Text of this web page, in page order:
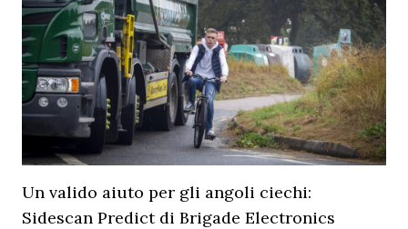
Un valido aiuto per gli angoli ciechi:
Sidescan Predict di Brigade Electronics